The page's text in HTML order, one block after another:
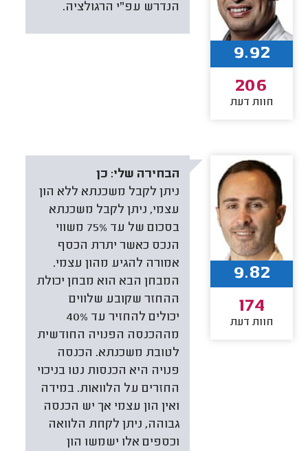
הנדרש עפ"י הרגולציה.
9.92
206
חוות דעת
הבחירה שלי: כן
ניתן לקבל משכנתא ללא הון
עצמי, ניתן לקבל משכנתא
בסכום של עד 75% משווי
הנכס כאשר יתרת הכסף
אמורה להגיע מהון עצמי.
המבחן הבא הוא מבחן יכולת
ההחזר שקובע שלווים
יכולים להחזיר עד 40%
מההכנסה הפנויה החודשית
לטובת משכנתא. הכנסה
פנויה היא הכנסות נטו בניכוי
החזרים על הלוואות. במידה
ואין הון עצמי אך יש הכנסה
גבוהה, ניתן לקחת הלוואה
וכספים אלו ישמשו הון
9.82
174
חוות דעת